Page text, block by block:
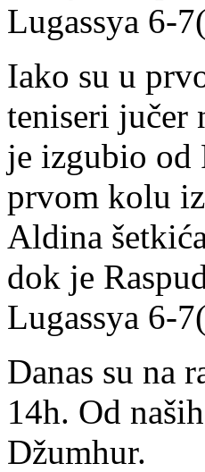
Lugassya 6-
Iako su u
teniseri jučer
je izgubio od
prvom kolu
Aldina
dok je
Lugassya 6-
Danas su na
14h. Od
Džumhur.